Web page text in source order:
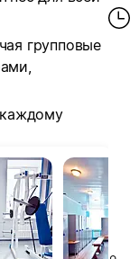
групповые